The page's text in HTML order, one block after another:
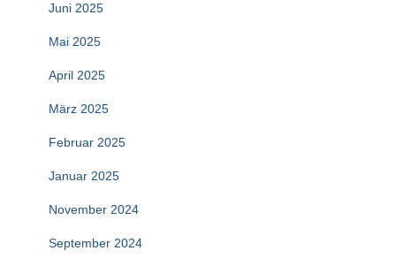
Juni 2025
Mai 2025
April 2025
März 2025
Februar 2025
Januar 2025
November 2024
September 2024